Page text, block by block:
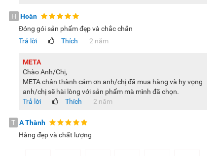
H Hoàn
Đóng gói sản phẩm đẹp và chắc chắn
Trả lời
Thích 2 năm
META
Chào Anh/Chị,
META chân thành cảm ơn anh/chị đã mua hàng và hy vọng
anh/chị sẽ hài lòng với sản phẩm mà mình đã chọn.
Trả lời
Thích 2 năm
T A Thành
Hàng đẹp và chất lượng